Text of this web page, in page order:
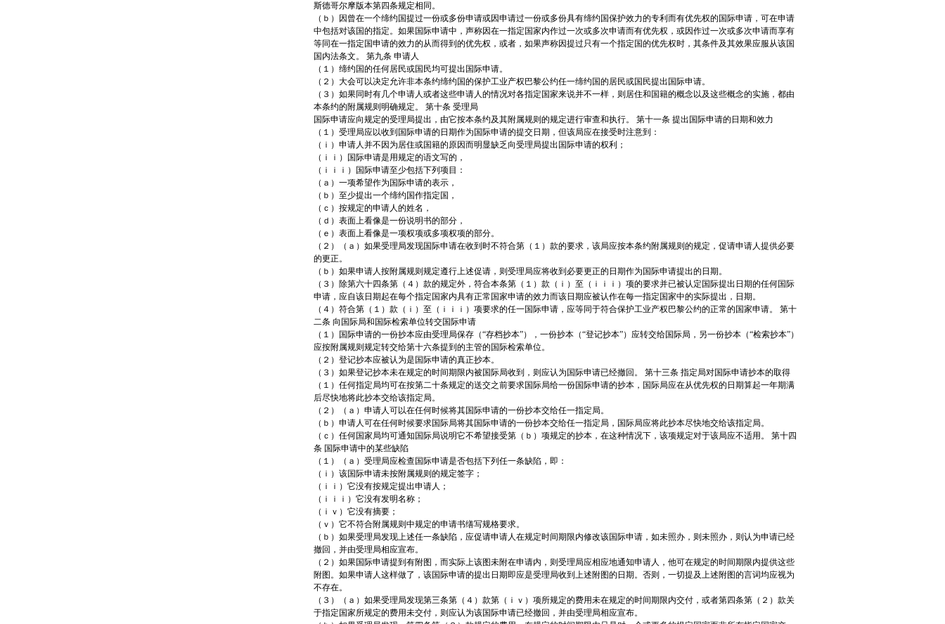
斯德哥尔摩版本第四条规定相同。
（ｂ）因曾在一个缔约国提过一份或多份申请或因申请过一份或多份具有缔约国保护效力的专利而有优先权的国际申请，可在申请
中包括对该国的指定。如果国际申请中，声称因在一指定国家内作过一次或多次申请而有优先权，或因作过一次或多次申请而享有
等同在一指定国申请的效力的从而得到的优先权，或者，如果声称因提过只有一个指定国的优先权时，其条件及其效果应服从该国
国内法条文。 第九条 申请人
（１）缔约国的任何居民或国民均可提出国际申请。
（２）大会可以决定允许非本条约缔约国的保护工业产权巴黎公约任一缔约国的居民或国民提出国际申请。
（３）如果同时有几个申请人或者这些申请人的情况对各指定国家来说并不一样，则居住和国籍的概念以及这些概念的实施，都由
本条约的附属规则明确规定。 第十条 受理局
国际申请应向规定的受理局提出，由它按本条约及其附属规则的规定进行审查和执行。 第十一条 提出国际申请的日期和效力
（１）受理局应以收到国际申请的日期作为国际申请的提交日期，但该局应在接受时注意到：
（ｉ）申请人并不因为居住或国籍的原因而明显缺乏向受理局提出国际申请的权利；
（ｉｉ）国际申请是用规定的语文写的，
（ｉｉｉ）国际申请至少包括下列项目：
（ａ）一项希望作为国际申请的表示，
（ｂ）至少提出一个缔约国作指定国，
（ｃ）按规定的申请人的姓名，
（ｄ）表面上看像是一份说明书的部分，
（ｅ）表面上看像是一项权项或多项权项的部分。
（２）（ａ）如果受理局发现国际申请在收到时不符合第（１）款的要求，该局应按本条约附属规则的规定，促请申请人提供必要
的更正。
（ｂ）如果申请人按附属规则规定遵行上述促请，则受理局应将收到必要更正的日期作为国际申请提出的日期。
（３）除第六十四条第（４）款的规定外，符合本条第（１）款（ｉ）至（ｉｉｉ）项的要求并已被认定国际提出日期的任何国际
申请，应自该日期起在每个指定国家内具有正常国家申请的效力而该日期应被认作在每一指定国家中的实际提出，日期。
（４）符合第（１）款（ｉ）至（ｉｉｉ）项要求的任一国际申请，应等同于符合保护工业产权巴黎公约的正常的国家申请。 第十
二条 向国际局和国际检索单位转交国际申请
（１）国际申请的一份抄本应由受理局保存（“存档抄本”），一份抄本（“登记抄本”）应转交给国际局，另一份抄本（“检索抄本”）
应按附属规则规定转交给第十六条提到的主管的国际检索单位。
（２）登记抄本应被认为是国际申请的真正抄本。
（３）如果登记抄本未在规定的时间期限内被国际局收到，则应认为国际申请已经撤回。 第十三条 指定局对国际申请抄本的取得
（１）任何指定局均可在按第二十条规定的送交之前要求国际局给一份国际申请的抄本，国际局应在从优先权的日期算起一年期满
后尽快地将此抄本交给该指定局。
（２）（ａ）申请人可以在任何时候将其国际申请的一份抄本交给任一指定局。
（ｂ）申请人可在任何时候要求国际局将其国际申请的一份抄本交给任一指定局，国际局应将此抄本尽快地交给该指定局。
（ｃ）任何国家局均可通知国际局说明它不希望接受第（ｂ）项规定的抄本，在这种情况下，该项规定对于该局应不适用。 第十四
条 国际申请中的某些缺陷
（１）（ａ）受理局应检查国际申请是否包括下列任一条缺陷，即：
（ｉ）该国际申请未按附属规则的规定签字；
（ｉｉ）它没有按规定提出申请人；
（ｉｉｉ）它没有发明名称；
（ｉｖ）它没有摘要；
（ｖ）它不符合附属规则中规定的申请书缮写规格要求。
（ｂ）如果受理局发现上述任一条缺陷，应促请申请人在规定时间期限内修改该国际申请，如未照办，则未照办，则认为申请已经
撤回，并由受理局相应宣布。
（２）如果国际申请提到有附图，而实际上该图未附在申请内，则受理局应相应地通知申请人，他可在规定的时间期限内提供这些
附图。如果申请人这样做了，该国际申请的提出日期即应是受理局收到上述附图的日期。否则，一切提及上述附图的言词均应视为
不存在。
（３）（ａ）如果受理局发现第三条第（４）款第（ｉｖ）项所规定的费用未在规定的时间期限内交付，或者第四条第（２）款关
于指定国家所规定的费用未交付，则应认为该国际申请已经撤回，并由受理局相应宣布。